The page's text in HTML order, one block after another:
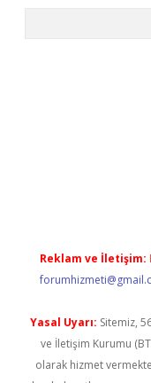
Reklam ve İletişim:
Yasal Uyarı: Sitemiz,
ve İletişim Kurumu
olarak hizmet